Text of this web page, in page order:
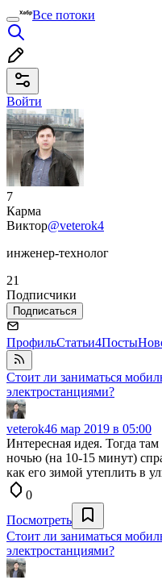
Все потоки
Войти
7
Карма
Виктор@veterok4
инженер-технолог
21
Подписчики
Подписаться
ПрофильСтатьи4Посты
Стоит ли заниматься
электростанциями?
veterok46 мар 2019 в 05:00
Интересная идея. Тогда
ночью (на 10-15 минут)
как его зимой утеплить в
0
Посмотреть
Стоит ли заниматься
электростанциями?